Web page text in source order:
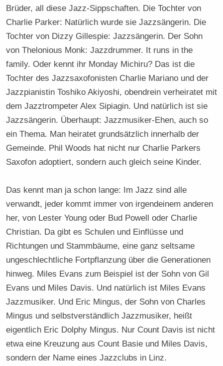
Brüder, all diese Jazz-Sippschaften. Die Tochter von
Charlie Parker: Natürlich wurde sie Jazzsängerin. Die
Tochter von Dizzy Gillespie: Jazzsängerin. Der Sohn
von Thelonious Monk: Jazzdrummer. It runs in the
family. Oder kennt ihr Monday Michiru? Das ist die
Tochter des Jazzsaxofonisten Charlie Mariano und der
Jazzpianistin Toshiko Akiyoshi, obendrein verheiratet mit
dem Jazztrompeter Alex Sipiagin. Und natürlich ist sie
Jazzsängerin. Überhaupt: Jazzmusiker-Ehen, auch so
ein Thema. Man heiratet grundsätzlich innerhalb der
Gemeinde. Phil Woods hat nicht nur Charlie Parkers
Saxofon adoptiert, sondern auch gleich seine Kinder.
Das kennt man ja schon lange: Im Jazz sind alle
verwandt, jeder kommt immer von irgendeinem anderen
her, von Lester Young oder Bud Powell oder Charlie
Christian. Da gibt es Schulen und Einflüsse und
Richtungen und Stammbäume, eine ganz seltsame
ungeschlechtliche Fortpflanzung über die Generationen
hinweg. Miles Evans zum Beispiel ist der Sohn von Gil
Evans und Miles Davis. Und natürlich ist Miles Evans
Jazzmusiker. Und Eric Mingus, der Sohn von Charles
Mingus und selbstverständlich Jazzmusiker, heißt
eigentlich Eric Dolphy Mingus. Nur Count Davis ist nicht
etwa eine Kreuzung aus Count Basie und Miles Davis,
sondern der Name eines Jazzclubs in Linz.